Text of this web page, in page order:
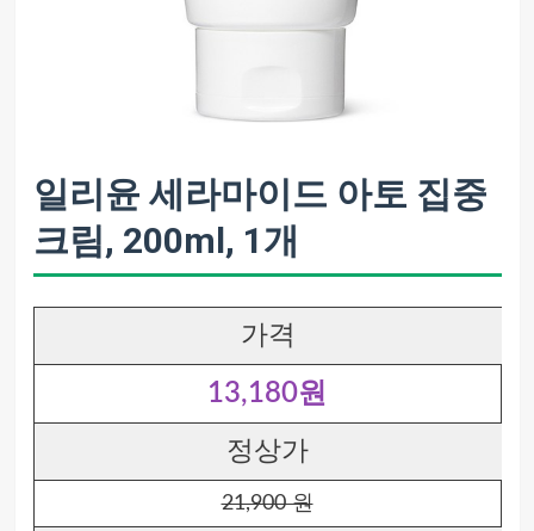
일리윤 세라마이드 아토 집중
크림, 200ml, 1개
가격
13,180원
정상가
21,900 원